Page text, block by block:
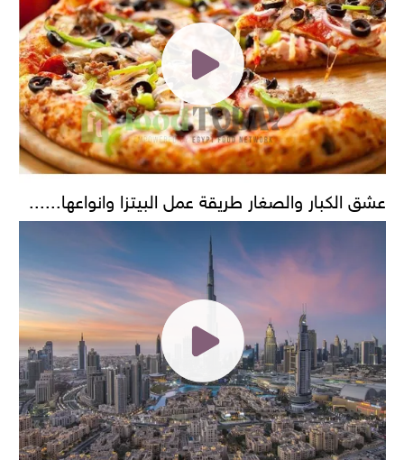
عشق الكبار والصغار طريقة عمل البيتزا وانواعها......